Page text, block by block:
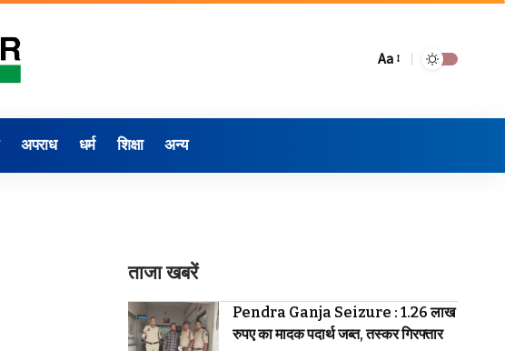
Aa
अपराध धर्म शिक्षा अन्य
ताजा खबरें
Pendra Ganja Seizure : 1.26 लाख
रुपए का मादक पदार्थ जब्त, तस्कर गिरफ्तार